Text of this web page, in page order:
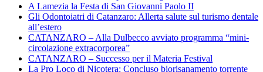
A Lamezia la Festa di San Giovanni Paolo II
Gli Odontoiatri di Catanzaro: Allerta salute sul turismo dentale
all’estero
CATANZARO – Alla Dulbecco avviato programma “mini-
circolazione extracorporea”
CATANZARO – Successo per il Materia Festival
La Pro Loco di Nicotera: Concluso biorisanamento torrente